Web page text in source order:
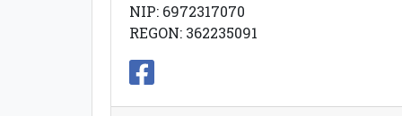
NIP: 6972317070
REGON: 362235091